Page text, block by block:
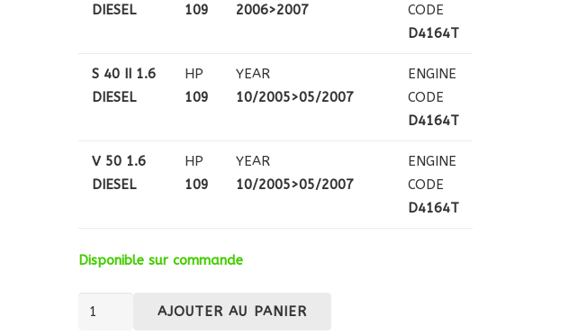
DIESEL
109
2006>2007
CODE
D4164T
S 40 II 1.6
DIESEL
HP
109
YEAR
10/2005>05/2007
ENGINE
CODE
D4164T
V 50 1.6
DIESEL
HP
109
YEAR
10/2005>05/2007
ENGINE
CODE
D4164T
Disponible sur commande
quantité
AJOUTER AU PANIER